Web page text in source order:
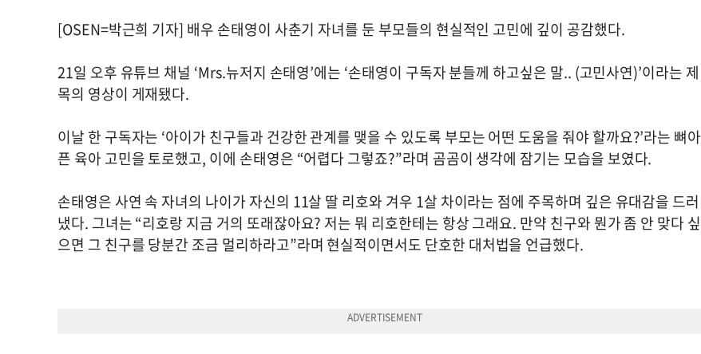
[OSEN=박근희 기자] 배우 손태영이 사춘기 자녀를 둔 부모들의 현실적인 고민에 깊이 공감했다.
21일 오후 유튜브 채널 ‘Mrs.뉴저지 손태영’에는 ‘손태영이 구독자 분들께 하고싶은 말.. (고민사연)’이라는 제
목의 영상이 게재됐다.
이날 한 구독자는 ‘아이가 친구들과 건강한 관계를 맺을 수 있도록 부모는 어떤 도움을 줘야 할까요?’라는 뼈아
픈 육아 고민을 토로했고, 이에 손태영은 “어렵다 그렇죠?”라며 곰곰이 생각에 잠기는 모습을 보였다.
손태영은 사연 속 자녀의 나이가 자신의 11살 딸 리호와 겨우 1살 차이라는 점에 주목하며 깊은 유대감을 드러
냈다. 그녀는 “리호랑 지금 거의 또래잖아요? 저는 뭐 리호한테는 항상 그래요. 만약 친구와 뭔가 좀 안 맞다 싶
으면 그 친구를 당분간 조금 멀리하라고”라며 현실적이면서도 단호한 대처법을 언급했다.